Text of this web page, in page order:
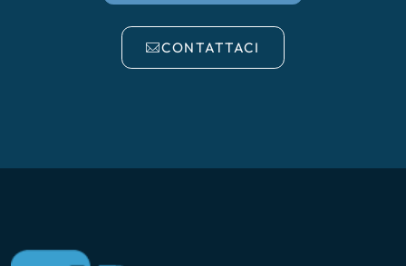
CONTATTACI